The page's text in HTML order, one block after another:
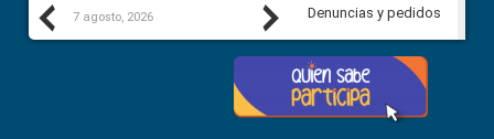
Previous
7 agosto, 2026 7 agosto, 2026
Next
Denuncias y pedidos